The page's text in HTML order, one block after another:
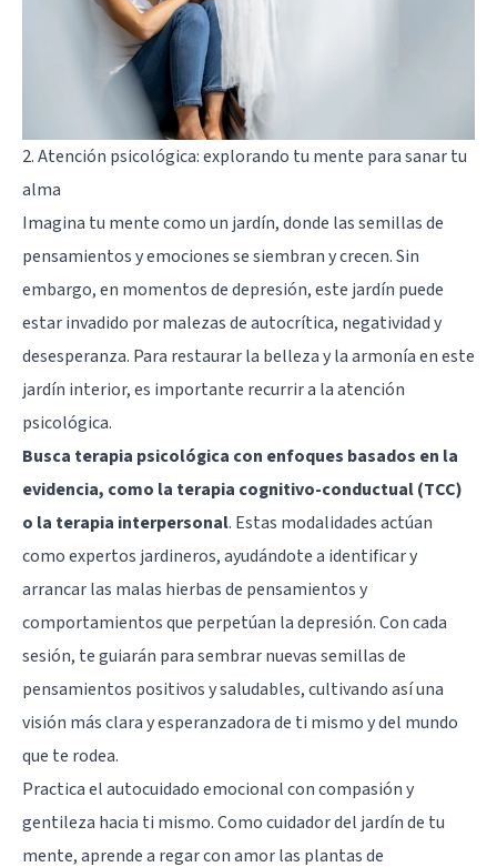
2. Atención psicológica: explorando tu mente para sanar tu
alma
Imagina tu mente como un jardín, donde las semillas de
pensamientos y emociones se siembran y crecen. Sin
embargo, en momentos de depresión, este jardín puede
estar invadido por malezas de autocrítica, negatividad y
desesperanza. Para restaurar la belleza y la armonía en este
jardín interior, es importante recurrir a la atención
psicológica.
Busca terapia psicológica con enfoques basados en la
evidencia, como la terapia cognitivo-conductual (TCC)
o la terapia interpersonal. Estas modalidades actúan
como expertos jardineros, ayudándote a identificar y
arrancar las malas hierbas de pensamientos y
comportamientos que perpetúan la depresión. Con cada
sesión, te guiarán para sembrar nuevas semillas de
pensamientos positivos y saludables, cultivando así una
visión más clara y esperanzadora de ti mismo y del mundo
que te rodea.
Practica el autocuidado emocional con compasión y
gentileza hacia ti mismo. Como cuidador del jardín de tu
mente, aprende a regar con amor las plantas de